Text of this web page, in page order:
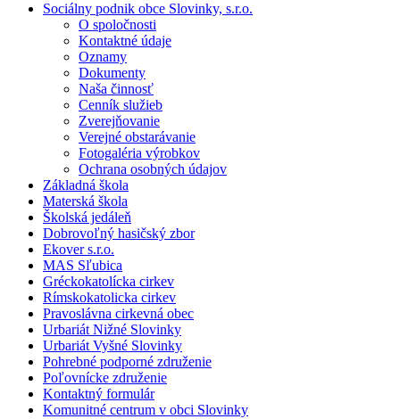
Sociálny podnik obce Slovinky, s.r.o.
O spoločnosti
Kontaktné údaje
Oznamy
Dokumenty
Naša činnosť
Cenník služieb
Zverejňovanie
Verejné obstarávanie
Fotogaléria výrobkov
Ochrana osobných údajov
Základná škola
Materská škola
Školská jedáleň
Dobrovoľný hasičský zbor
Ekover s.r.o.
MAS Sľubica
Gréckokatolícka cirkev
Rímskokatolicka cirkev
Pravoslávna cirkevná obec
Urbariát Nižné Slovinky
Urbariát Vyšné Slovinky
Pohrebné podporné združenie
Poľovnícke združenie
Kontaktný formulár
Komunitné centrum v obci Slovinky